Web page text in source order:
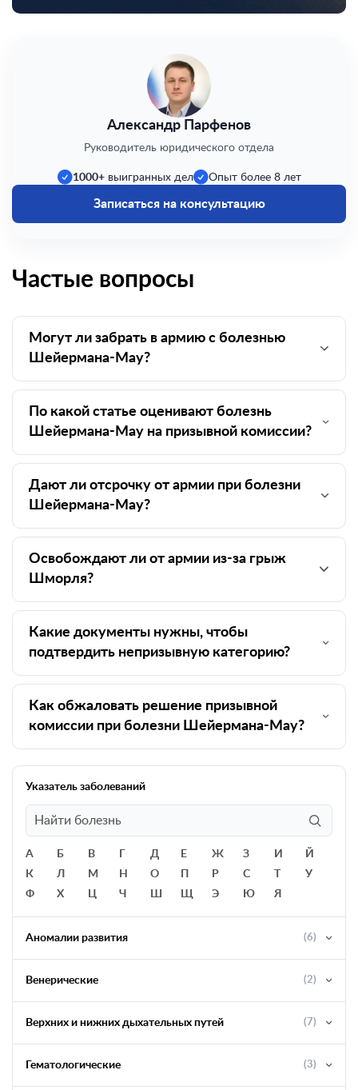
Александр Парфенов
Руководитель юридического отдела
1000+выигранных дел Опыт более 8 лет
Записаться на консультацию
Частые вопросы
Могут ли забрать в армию с болезнью
Шейермана-Мау?
По какой статье оценивают болезнь
Шейермана-Мау на призывной комиссии?
Дают ли отсрочку от армии при болезни
Шейермана-Мау?
Освобождают ли от армии из-за грыж
Шморля?
Какие документы нужны, чтобы
подтвердить непризывную категорию?
Как обжаловать решение призывной
комиссии при болезни Шейермана-Мау?
Указатель заболеваний
А Б В Д Е Ж З И
Й
К
Л М Н О Р С
У
Ф
Х Ц Ч Ш Щ Э Ю Я
Аномалии развития (6)
Венерические (2)
Верхних и нижних дыхательных путей (7)
Гематологические (3)